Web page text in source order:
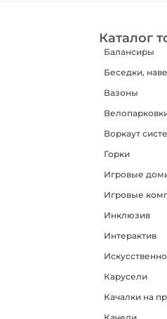
Каталог
Балансиры
Беседки,
Вазоны
Воркаут
Горки
Игровые
Игровые
Инклюзив
Интерактив
Карусели
Качалки на